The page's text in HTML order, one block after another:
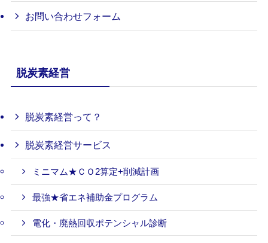
お問い合わせフォーム
脱炭素経営
脱炭素経営って？
脱炭素経営サービス
ミニマム★ＣＯ2算定+削減計画
最強★省エネ補助金プログラム
電化・廃熱回収ポテンシャル診断